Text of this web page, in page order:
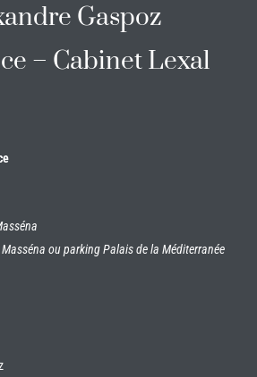
Gaspoz
– Cabinet Lexal
ou parking Palais de la Méditerranée